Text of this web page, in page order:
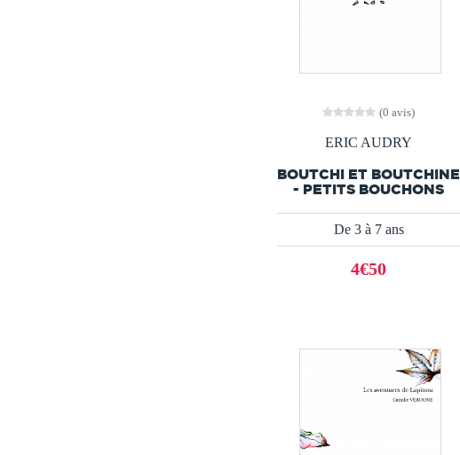
(0 avis)
ERIC AUDRY
BOUTCHI ET BOUTCHINE
- PETITS BOUCHONS
De 3 à 7 ans
4€50